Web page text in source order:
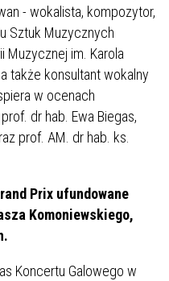
- wokalista, kompozytor,
Sztuk Muzycznych
Muzycznej im. Karola
także konsultant wokalny
w ocenach
dr hab. Ewa Biegas,
prof. AM. dr hab. ks.
Prix ufundowane
Komoniewskiego,
Koncertu Galowego w